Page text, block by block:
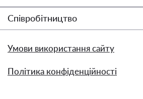
Співробітництво
Умови використання сайту
Політика конфіденційності